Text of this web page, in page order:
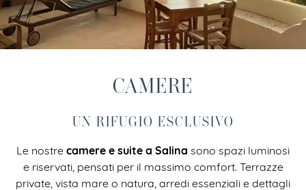
CAMERE
UN RIFUGIO ESCLUSIVO
Le nostrecamere e suite a Salina sono spazi luminosi
e riservati, pensati per il massimo comfort. Terrazze
private, vista mare o natura, arredi essenziali e dettagli